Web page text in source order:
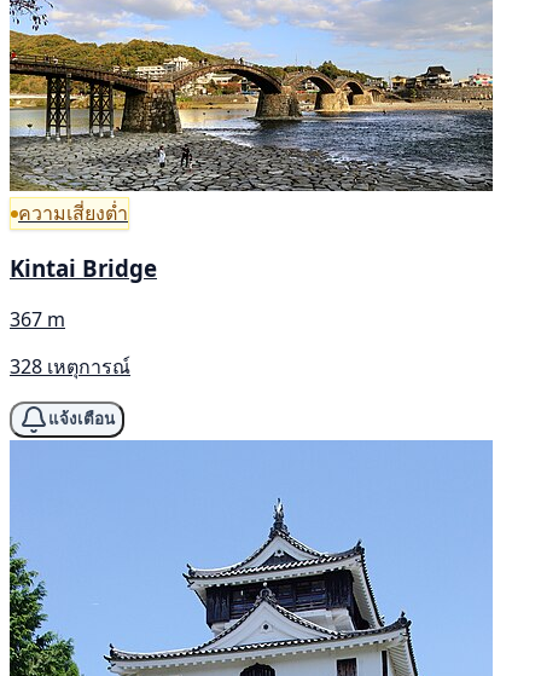
ความเสี่ยงต่ำ
Kintai Bridge
367 m
328 เหตุการณ์
แจ้งเตือน